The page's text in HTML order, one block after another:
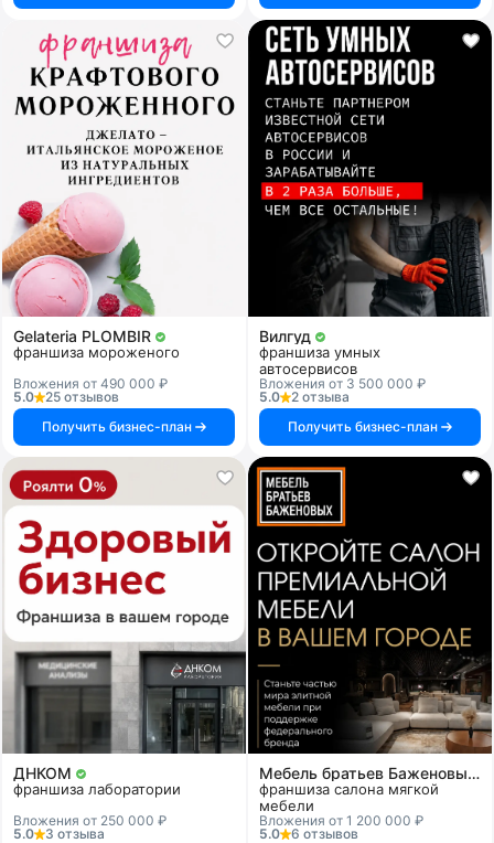
Gelateria PLOMBIR
франшиза мороженого
Вложения от 490 000 ₽
5.0
25 отзывов
Получить бизнес-план
Вилгуд
франшиза умных
автосервисов
Вложения от 3 500 000 ₽
5.0
2 отзыва
Получить бизнес-план
ДНКОМ
франшиза лаборатории
Вложения от 250 000 ₽
5.0
3 отзыва
Мебель братьев Баженовых
франшиза салона мягкой
мебели
Вложения от 1 200 000 ₽
5.0
6 отзывов